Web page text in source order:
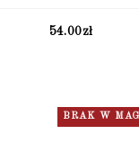
54.00zł
BRAK W